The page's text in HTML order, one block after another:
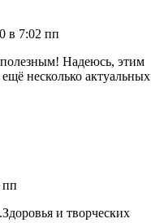
в 7:02 пп
полезным! Надеюсь, этим
ещё несколько актуальных
пп
и творческих